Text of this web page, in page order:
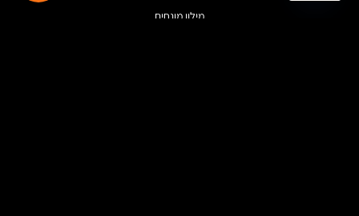
מילון מונחים